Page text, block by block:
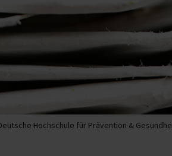
Hochschule für Prävention &